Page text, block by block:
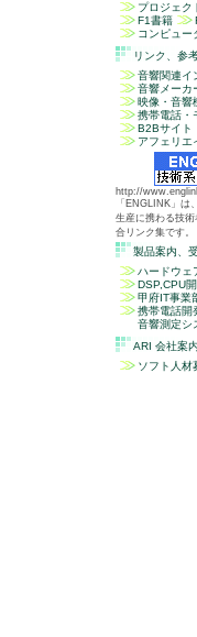
プロジェク
F1書籍
コンピュー
リンク、参
音響関連イ
音響メーカ
映像・音響
携帯電話・
B2Bサイト
アフェリエ
http://
「ENGLINK」は
生産に携わる技
合リンク集です。
製品案内、
ハードウェ
DSP,CPU
甲府IT事業
携帯電話開
音響測定シ
ARI 会社案
ソフト人材